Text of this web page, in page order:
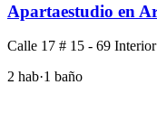
Apartaestudio en
Calle 17 # 15 - 69
2 hab·1 baño